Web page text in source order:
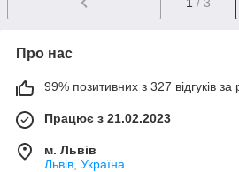
Про нас
99% позитивних з 327 відгуків за
Працює з 21.02.2023
м. Львів
Львів, Україна